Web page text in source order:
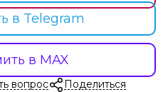
в Telegram
в MAX
вопрос Поделиться